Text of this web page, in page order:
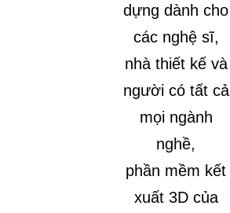
dựng dành cho
các nghệ sĩ,
nhà thiết kế và
người có tất cả
mọi ngành
nghề,
phần mềm kết
xuất 3D của